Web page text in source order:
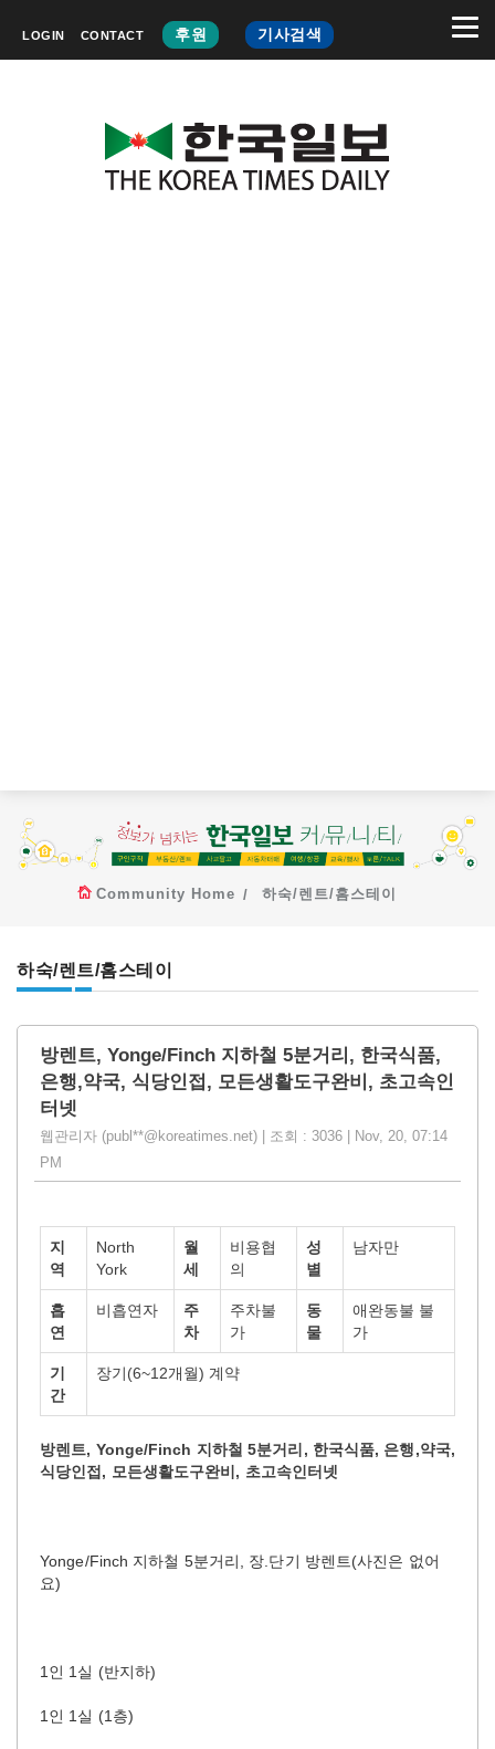
LOGIN CONTACT 후원 기사검색
Community Home 하숙/렌트/홈스테이
하숙/렌트/홈스테이
방렌트, Yonge/Finch 지하철 5분거리, 한국식품,
은행,약국, 식당인접, 모든생활도구완비, 초고속인
터넷
웹관리자 (publ**@koreatimes.net) | 조회 : 3036 | Nov, 20, 07:14
PM
지
역
North
York
월
세
비용협
의
성
별
남자만
흡
연
비흡연자
주
차
주차불
가
동
물
애완동불 불
가
기
간
장기(6~12개월) 계약
방렌트, Yonge/Finch 지하철 5분거리, 한국식품, 은행,약국,
식당인접, 모든생활도구완비, 초고속인터넷
Yonge/Finch 지하철 5분거리, 장.단기 방렌트(사진은 없어
요)
1인 1실 (반지하)
1인 1실 (1층)